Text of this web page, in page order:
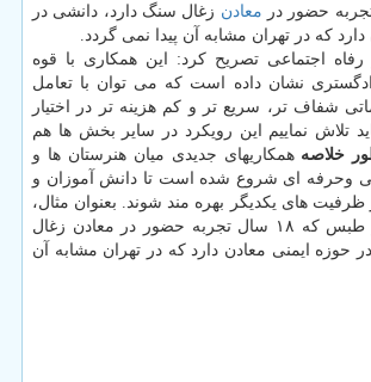
معادن زغال سنگ دارد، دانشی در
که در تهران مشابه آن پیدا نمی گردد.
رفاه اجتماعی تصریح کرد: این همکاری با قوه
نشان داده است که می توان با تعامل
شفاف تر، سریع تر و کم هزینه تر در اختیار
تلاش نماییم این رویکرد در سایر بخش ها هم
خلاصه همکاریهای جدیدی میان هنرستان ها و
وحرفه ای شروع شده است تا دانش آموزان و
ظرفیت های یکدیگر بهره مند شوند. بعنوان مثال،
رئیس اداره کار در طبس که ۱۸ سال تجربه حضور در معادن زغال
حوزه ایمنی معادن دارد که در تهران مشابه آن